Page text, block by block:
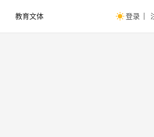
教育文体 登录